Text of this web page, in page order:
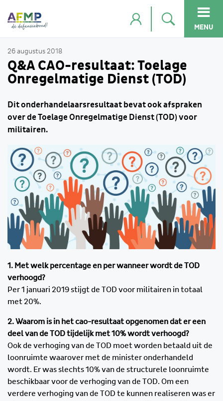
MENU
26 augustus 2018
Q&A CAO-resultaat: Toelage
Onregelmatige Dienst (TOD)
Dit onderhandelaarsresultaat bevat ook afspraken
over de Toelage Onregelmatige Dienst (TOD) voor
militairen.
1. Met welk percentage en per wanneer wordt de TOD
verhoogd?
Per 1 januari 2019 stijgt de TOD voor militairen in totaal
met 20%.
2. Waarom is in het cao-resultaat opgenomen dat er een
deel van de TOD tijdelijk met 10% wordt verhoogd?
Ook de verhoging van de TOD moet worden betaald uit de
loonruimte waarover met de minister onderhandeld
wordt. Er was slechts 10% van de structurele loonruimte
beschikbaar voor de verhoging van de TOD. Om een
verdere verhoging van de TOD te kunnen realiseren was er